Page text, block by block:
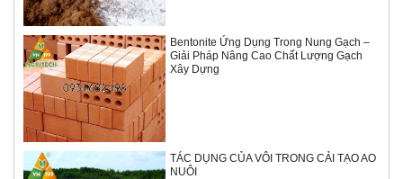
Bentonite Ứng Dụng Trong Nung Gạch –
Giải Pháp Nâng Cao Chất Lượng Gạch
Xây Dựng
TÁC DỤNG CỦA VÔI TRONG CẢI TẠO AO
NUÔI